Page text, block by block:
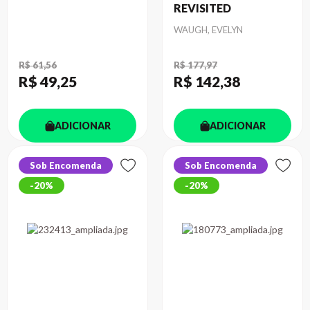
R$ 61,56
R$ 49,25
ADICIONAR
REVISITED
Autor
WAUGH, EVELYN
R$ 177,97
R$ 142,38
ADICIONAR
Sob Encomenda
20%
Sob Encomenda
20%